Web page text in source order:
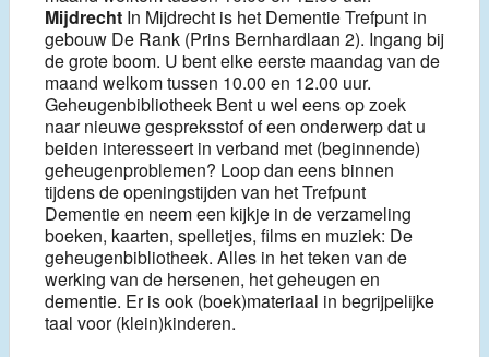
Mijdrecht In Mijdrecht is het Dementie Trefpunt in
gebouw De Rank (Prins Bernhardlaan 2). Ingang bij
de grote boom. U bent elke eerste maandag van de
maand welkom tussen 10.00 en 12.00 uur.
Geheugenbibliotheek Bent u wel eens op zoek
naar nieuwe gespreksstof of een onderwerp dat u
beiden interesseert in verband met (beginnende)
geheugenproblemen? Loop dan eens binnen
tijdens de openingstijden van het Trefpunt
Dementie en neem een kijkje in de verzameling
boeken, kaarten, spelletjes, films en muziek: De
geheugenbibliotheek. Alles in het teken van de
werking van de hersenen, het geheugen en
dementie. Er is ook (boek)materiaal in begrijpelijke
taal voor (klein)kinderen.